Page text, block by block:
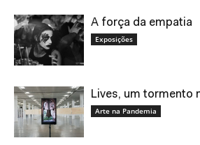
A força da empatia
Exposições
Lives, um tormento
Arte na Pandemia